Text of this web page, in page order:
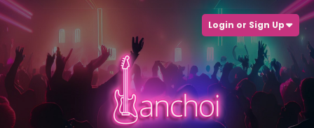
Login or Sign Up